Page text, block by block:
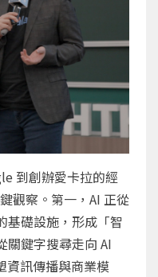
到創辦愛卡拉的經
觀察。第一，AI 正從
基礎設施，形成「智
關鍵字搜尋走向 AI
資訊傳播與商業模